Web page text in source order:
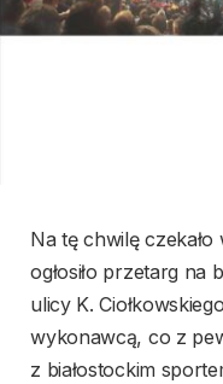
Na tę chwilę
ogłosiło przetarg
ulicy K.
wykonawcą, co z
z białostockim